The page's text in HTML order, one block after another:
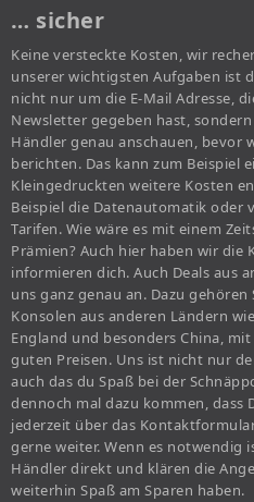
… sicher
Keine versteckte Kosten, wir
unserer wichtigsten Aufgaben ist
nicht nur um die E-Mail Adresse,
Newsletter gegeben hast,
Händler genau anschauen, bevor
berichten. Das kann zum Beispiel
Kleingedruckten weitere Kosten
Beispiel die Datenautomatik oder
Tarifen. Wie wäre es mit einem
Prämien? Auch hier haben wir die
informieren dich. Auch Deals aus
uns ganz genau an. Dazu
Konsolen aus anderen Ländern
England und besonders China,
guten Preisen. Uns ist nicht nur
auch das du Spaß bei der
dennoch mal dazu kommen, dass
jederzeit über das
gerne weiter. Wenn es notwendig
Händler direkt und klären die
weiterhin Spaß am Sparen haben.